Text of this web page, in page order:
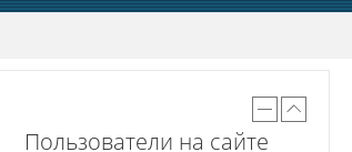
Пользователи на сайте